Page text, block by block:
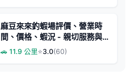
麻豆來來釣蝦場評價、營業時
間、價格、蝦況 - 親切服務與
挑戰釣況
🚗 11.9 公里⭐3.0(60)